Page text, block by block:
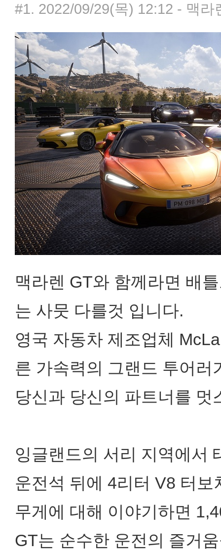
#1. 2022/09/29(목) 12:12 - 맥
맥라렌 GT와 함께라면 배
는 사뭇 다를것 입니다.
영국 자동차 제조업체
른 가속력의 그랜드 투어러
당신과 당신의 파트너를
잉글랜드의 서리 지역에서
운전석 뒤에 4리터 V8 터
무게에 대해 이야기하면
GT는 순수한 운전의 즐거